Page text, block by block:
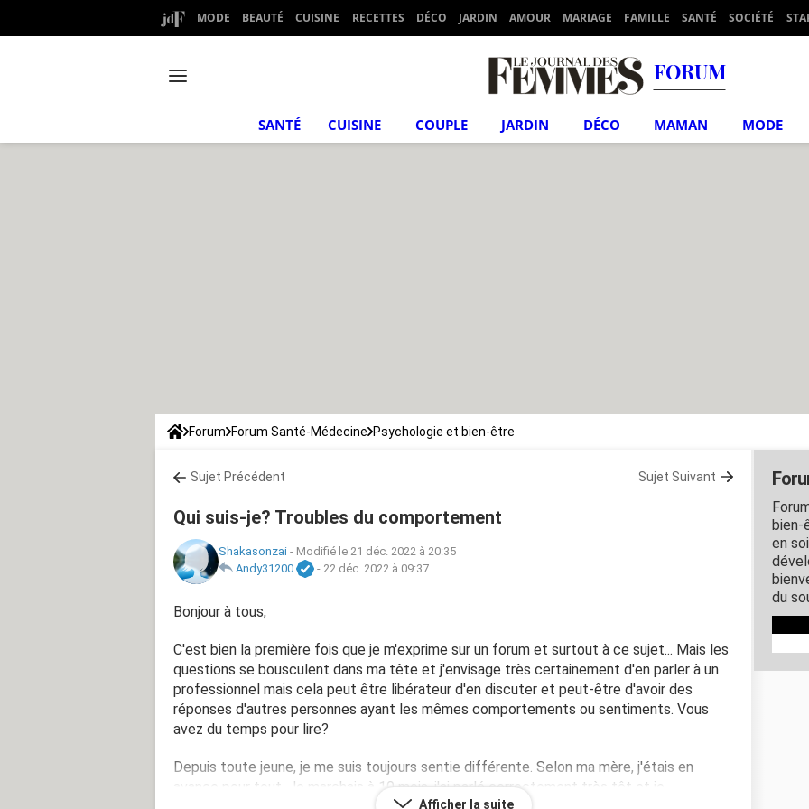
MODE BEAUTÉ CUISINE RECETTES DÉCO JARDIN AMOUR MARIAGE FAMILLE SANTÉ SOCIÉTÉ
FORUM
SANTÉ CUISINE COUPLE JARDIN DÉCO MAMAN MODE
Forum Forum Santé-Médecine Psychologie et bien-être
Sujet Précédent Sujet Suivant
Qui suis-je? Troubles du comportement
Shakasonzai - Modifié le 21 déc. 2022 à 20:35
Andy31200
- 22 déc. 2022 à 09:37
Bonjour à tous,
C'est bien la première fois que je m'exprime sur un forum et surtout à ce sujet... Mais les
questions se bousculent dans ma tête et j'envisage très certainement d'en parler à un
professionnel mais cela peut être libérateur d'en discuter et peut-être d'avoir des
réponses d'autres personnes ayant les mêmes comportements ou sentiments. Vous
avez du temps pour lire?
Depuis toute jeune, je me suis toujours sentie différente. Selon ma mère, j'étais en
avance pour tout. Je marchais à 10 mois, j'ai parlé correctement très tôt et je
Afficher la suite
bien-
en
du